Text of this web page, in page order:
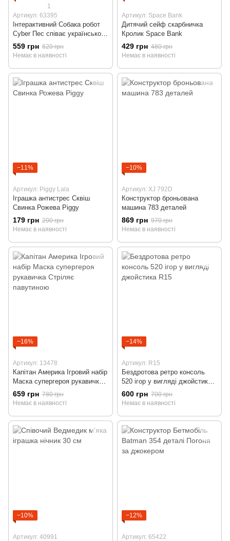
1
Артикул: 63395
Інтерактивний Собака робот
Cyber Пес співає українською
мовою
559 грн 620 грн
Немає в наявності
Артикул: Space Bank
Дитячий сейф скарбничка
Кролик Space Bank
429 грн 480 грн
Немає в наявності
−11%
Артикул: Piggy Lala
Іграшка антистрес Сквіш
Свинка Рожева Piggy
179 грн 200 грн
Немає в наявності
−10%
Артикул: XJ 792D
Конструктор броньована
машина 783 деталей
869 грн 970 грн
Немає в наявності
−16%
Артикул: 13478
Капітан Америка Ігровий набір
Маска супергероя рукавичка
Стріляє павутиною
659 грн 780 грн
Немає в наявності
−14%
Артикул: R15
Бездротова ретро консоль
520 ігор у вигляді джойстика
R15
600 грн 700 грн
Немає в наявності
−10%
Артикул: 40991
−12%
Артикул: 65422